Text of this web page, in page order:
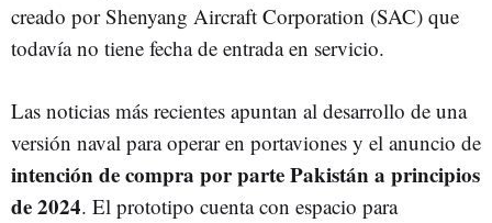
creado por Shenyang Aircraft Corporation (SAC) que
todavía no tiene fecha de entrada en servicio.
Las noticias más recientes apuntan al desarrollo de una
versión naval para operar en portaviones y el anuncio de
intención de compra por parte Pakistán a principios
de 2024. El prototipo cuenta con espacio para